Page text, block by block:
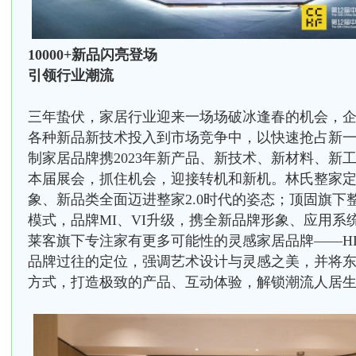
10000+新品闪亮登场
引领行业潮流
三年蛰伏，家居行业迎来一场场破冰逢春的机会，
各种新品新技术投入到市场竞争中，以快速抢占新
制家居品牌携2023年新产品、新技术、新材料、新
本届展会，抓住机会，迎接转机和新机。林氏整家
象、新品类全面迈进整家2.0时代的姿态；顶固旗下
模式，品牌MI、VI升级，携全新品牌形象、应用系
莱客旗下专注家有更多可能性的灵感家居品牌
品牌过往的定位，强调艺术设计与灵感之美，并将
方式，打造极致的产品、互动体验，解锁潮流人居